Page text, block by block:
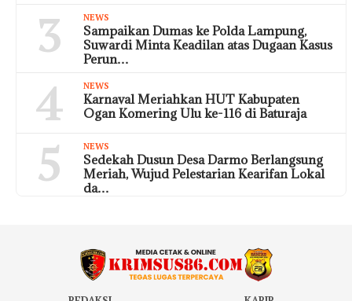
3 NEWS
Sampaikan Dumas ke Polda Lampung,
Suwardi Minta Keadilan atas Dugaan Kasus
Perun…
4 NEWS
Karnaval Meriahkan HUT Kabupaten
Ogan Komering Ulu ke-116 di Baturaja
5 NEWS
Sedekah Dusun Desa Darmo Berlangsung
Meriah, Wujud Pelestarian Kearifan Lokal
da…